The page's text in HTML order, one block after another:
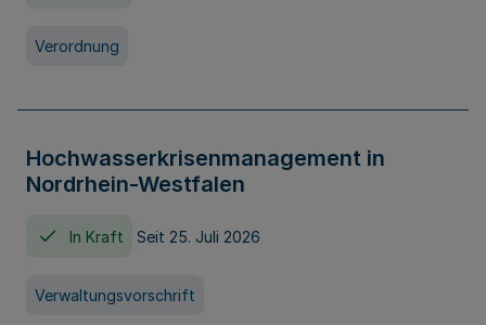
Verordnung
Hochwasserkrisenmanagement in
Nordrhein-Westfalen
In Kraft Seit 25. Juli 2026
Verwaltungsvorschrift